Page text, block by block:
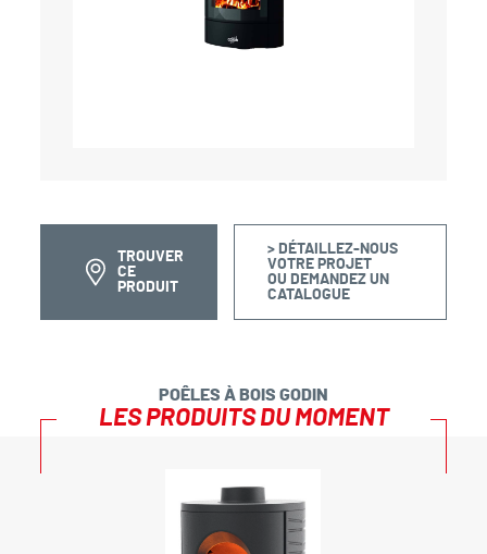
TROUVER
CE
PRODUIT
> DÉTAILLEZ-NOUS
VOTRE PROJET
OU DEMANDEZ UN
CATALOGUE
POÊLES À BOIS GODIN
LES PRODUITS DU MOMENT